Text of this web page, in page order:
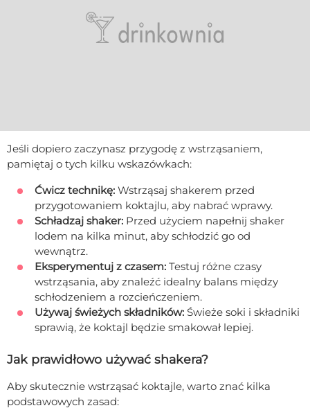
Jeśli dopiero zaczynasz przygodę z wstrząsaniem,
pamiętaj o tych kilku wskazówkach:
Ćwicz technikę: Wstrząsaj shakerem przed
przygotowaniem koktajlu, aby nabrać wprawy.
Schładzaj shaker: Przed użyciem napełnij shaker
lodem na kilka minut, aby schłodzić go od
wewnątrz.
Eksperymentuj z czasem: Testuj różne czasy
wstrząsania, aby znaleźć idealny balans między
schłodzeniem a rozcieńczeniem.
Używaj świeżych składników: Świeże soki i składniki
sprawią, że koktajl będzie smakował lepiej.
Jak prawidłowo używać shakera?
Aby skutecznie wstrząsać koktajle, warto znać kilka
podstawowych zasad: